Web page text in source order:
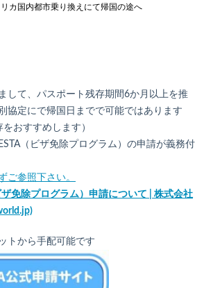
カ国内都市乗り換えにて帰国の途へ
して、パスポート残存期間6か月以上を推
協定にで帰国日までで可能ではあります
おすすめします）
（ビザ免除プログラム）の申請が義務付
ご参照下さい。
免除プログラム）申請について | 株式会社
トから手配可能です